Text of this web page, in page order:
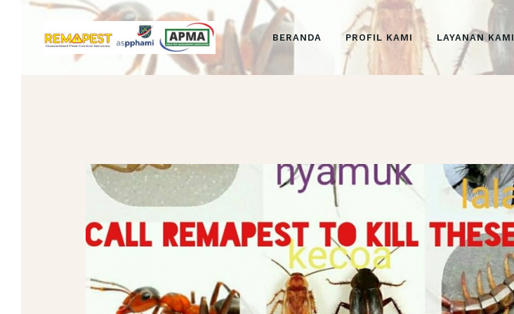
BERANDA PROFIL KAMI LAYANAN KAMI
BERANDA
PROFIL KAMI
GALERI
EVENTS
ENGLISH